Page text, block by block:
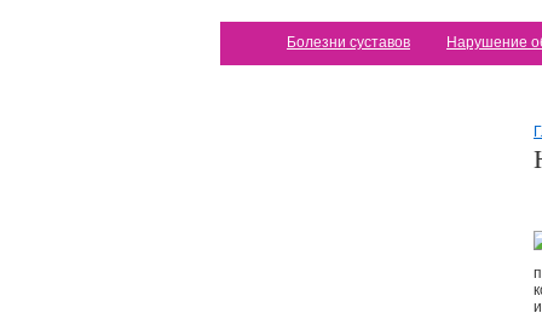
Болезни суставов Нарушение